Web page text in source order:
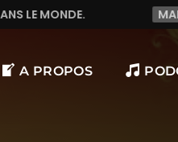
MANU972 F&LICITATION
A PROPOS